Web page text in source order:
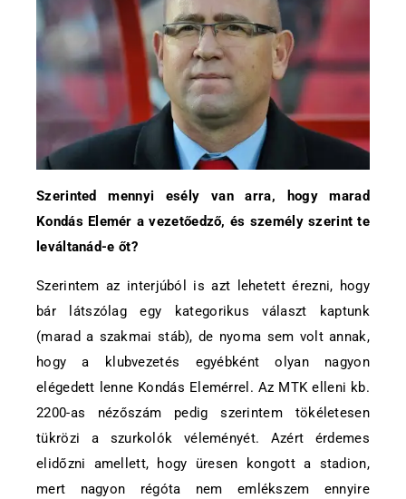
Szerinted mennyi esély van arra, hogy marad
Kondás Elemér a vezetőedző, és személy szerint te
leváltanád-e őt?
Szerintem az interjúból is azt lehetett érezni, hogy
bár látszólag egy kategorikus választ kaptunk
(marad a szakmai stáb), de nyoma sem volt annak,
hogy a klubvezetés egyébként olyan nagyon
elégedett lenne Kondás Elemérrel. Az MTK elleni kb.
2200-as nézőszám pedig szerintem tökéletesen
tükrözi a szurkolók véleményét. Azért érdemes
elidőzni amellett, hogy üresen kongott a stadion,
mert nagyon régóta nem emlékszem ennyire